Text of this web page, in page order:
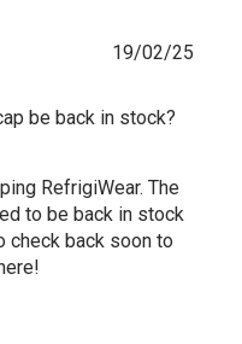
be back in stock?
RefrigiWear. The
to be back in stock
check back soon to
19/02/25